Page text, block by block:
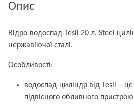
Опис
Відро-водоспад Tesli 20 л. Steel
нержавіючої сталі.
Особливості:
водоспад-циліндр від Tesli –
підвісного обливного